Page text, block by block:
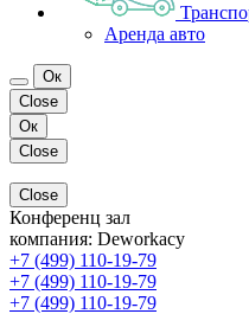
Аренда авто
Ок
Close
Ок
Close
Close
Конференц зал
компания: Deworkacy
+7 (499) 110-19-79
+7 (499) 110-19-79
+7 (499) 110-19-79